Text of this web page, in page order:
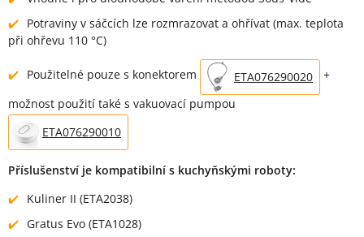
Potraviny v sáčcích lze rozmrazovat a ohřívat (max. teplota
při ohřevu 110 °C)
Použitelné pouze s konektorem ETA076290020
+
možnost použití také s vakuovací pumpou
ETA076290010
Příslušenství je kompatibilní s kuchyňskými roboty:
Kuliner II (ETA2038)
Gratus Evo (ETA1028)